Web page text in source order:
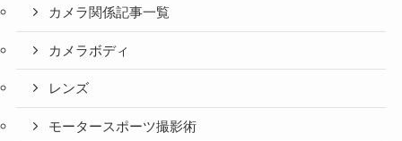
カメラ関係記事一覧
カメラボディ
レンズ
モータースポーツ撮影術